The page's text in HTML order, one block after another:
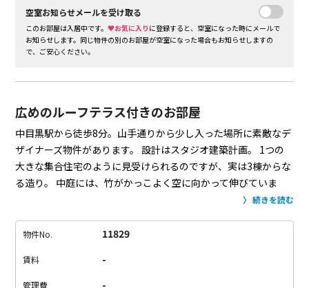
空室お知らせメールを受け取る
このお部屋は入居中です。♥お気に入り に登録すると、空室になった時にメールで
お知らせします。同じ物件の別のお部屋が空室になった場合もお知らせしますの
で、ご安心ください。
広めのルーフテラス付きのお部屋
中目黒駅から徒歩8分。山手通りから少し入った場所に素敵なデ
ザイナーズ物件があります。 設計はスタジオ建築計画。
1つの
大きな集合住宅のように見受けられるのですが、実は3棟からな
る造り。
中庭には、竹がかっこよく空に向かって伸びていま
竹の印象が強いのと、山手通りから少し入っただけなの
井が高くてとても解放的。
が、レイアウト・構造がとても素敵な物件です。
来ビンテージマンションとなるのでは？とさえ思えます。
続きを読む
物件No. 11829
賃料 -
管理費 -